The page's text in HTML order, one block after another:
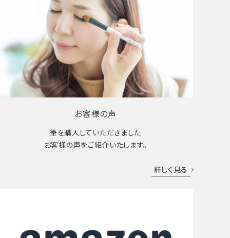
お客様の声
筆を購入していただきました
お客様の声をご紹介いたします。
詳しく見る